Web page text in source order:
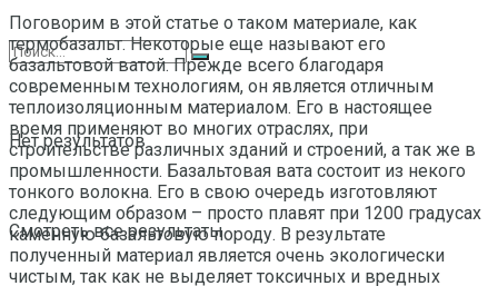
Нет результатов
Смотреть все результаты
Поговорим в этой статье о таком материале, как
термобазальт. Некоторые еще называют его
базальтовой ватой. Прежде всего благодаря
современным технологиям, он является отличным
теплоизоляционным материалом. Его в настоящее
время применяют во многих отраслях, при
строительстве различных зданий и строений, а так же в
промышленности. Базальтовая вата состоит из некого
тонкого волокна. Его в свою очередь изготовляют
следующим образом – просто плавят при 1200 градусах
каменную базальтовую породу. В результате
полученный материал является очень экологически
чистым, так как не выделяет токсичных и вредных